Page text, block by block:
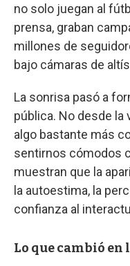
no solo juegan al
prensa, graban
millones de
bajo cámaras de
La sonrisa pasó a
pública. No desde la
algo bastante más
sentirnos cómodos
muestran que la
la autoestima, la
confianza al
Lo que cambió